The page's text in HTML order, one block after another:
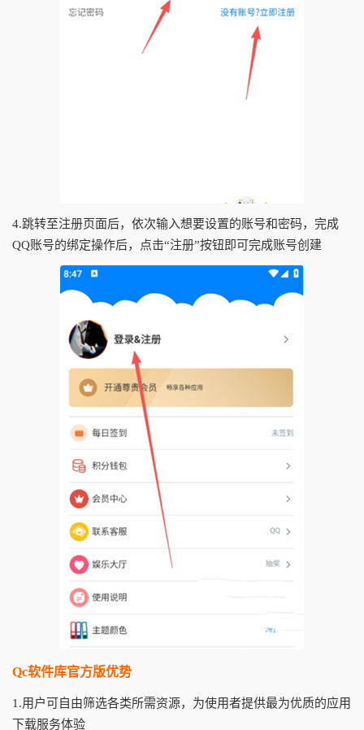
4.跳转至注册页面后，依次输入想要设置的账号和密码，完成
QQ账号的绑定操作后，点击“注册”按钮即可完成账号创建
Qc软件库官方版优势
1.用户可自由筛选各类所需资源，为使用者提供最为优质的应用
下载服务体验